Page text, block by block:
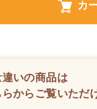
カ
違いの商品は
らからご覧いただ